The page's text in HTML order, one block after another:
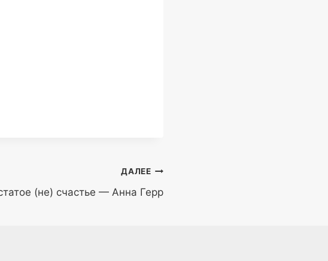
ДАЛЕЕ
(не) счастье — Анна Герр